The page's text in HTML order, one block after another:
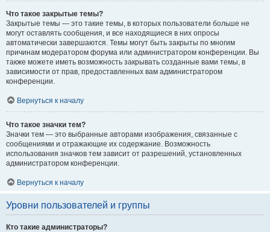
Что такое закрытые темы?
Закрытые темы — это такие темы, в которых пользователи больше не
могут оставлять сообщения, и все находящиеся в них опросы
автоматически завершаются. Темы могут быть закрыты по многим
причинам модератором форума или администратором конференции. Вы
также можете иметь возможность закрывать созданные вами темы, в
зависимости от прав, предоставленных вам администратором
конференции.
Вернуться к началу
Что такое значки тем?
Значки тем — это выбранные авторами изображения, связанные с
сообщениями и отражающие их содержание. Возможность
использования значков тем зависит от разрешений, установленных
администратором конференции.
Вернуться к началу
Уровни пользователей и группы
Кто такие администраторы?